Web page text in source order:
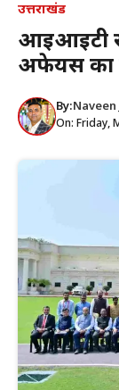
उत्तराखंड
आईआईटी
अफेयर्स का
By:Naveen
On: Friday,